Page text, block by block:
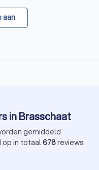
aan
in Brasschaat
gemiddeld
in totaal678reviews